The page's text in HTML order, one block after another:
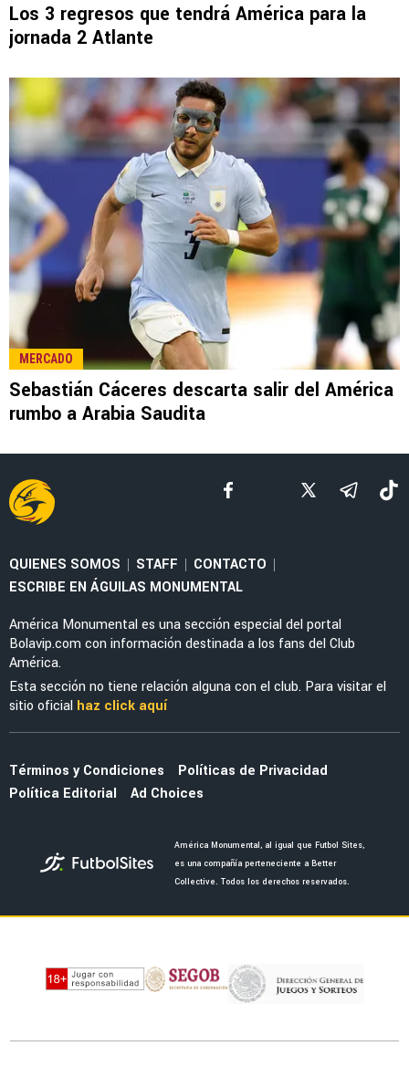
LEE TAMBIÉN
LEAGUES CUP 2026
Sebastián Cáceres y la confesión que hizo de
América y la Leagues Cup
América sin mundialistas para enfrentar al